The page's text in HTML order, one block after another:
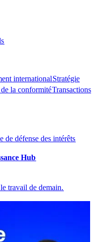
international​​Stratégie
la conformité​​Transactions
de défense des intérêts​​
Hub​​
travail de demain.​​